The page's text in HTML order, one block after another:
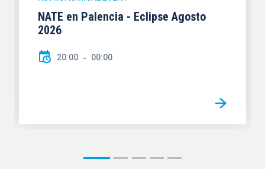
NATE en Palencia - Eclipse Agosto
2026
20:00 00:00